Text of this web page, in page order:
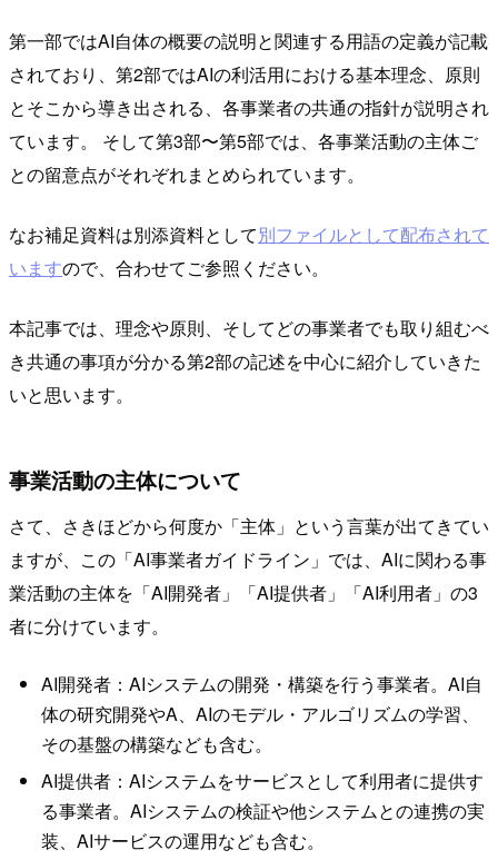
第一部ではAI自体の概要の説明と関連する用語の定義が記載
されており、第2部ではAIの利活用における基本理念、原則
とそこから導き出される、各事業者の共通の指針が説明され
ています。 そして第3部〜第5部では、各事業活動の主体ご
との留意点がそれぞれまとめられています。
なお補足資料は別添資料として別ファイルとして配布されて
いますので、合わせてご参照ください。
本記事では、理念や原則、そしてどの事業者でも取り組むべ
き共通の事項が分かる第2部の記述を中心に紹介していきた
いと思います。
事業活動の主体について
さて、さきほどから何度か「主体」という言葉が出てきてい
ますが、この「AI事業者ガイドライン」では、AIに関わる事
業活動の主体を「AI開発者」「AI提供者」「AI利用者」の3
者に分けています。
AI開発者：AIシステムの開発・構築を行う事業者。AI自
体の研究開発やA、AIのモデル・アルゴリズムの学習、
その基盤の構築なども含む。
AI提供者：AIシステムをサービスとして利用者に提供す
る事業者。AIシステムの検証や他システムとの連携の実
装、AIサービスの運用なども含む。